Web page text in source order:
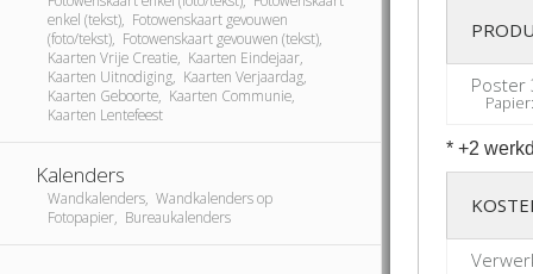
enkel (tekst), Fotowenskaart gevouwen
(foto/tekst), Fotowenskaart gevouwen (tekst),
Kaarten Vrije Creatie, Kaarten Eindejaar,
Kaarten Uitnodiging, Kaarten Verjaardag,
Kaarten Geboorte, Kaarten Communie,
Kaarten Lentefeest
Kalenders
Wandkalenders, Wandkalenders op
Fotopapier, Bureaukalenders
Poster
* +2